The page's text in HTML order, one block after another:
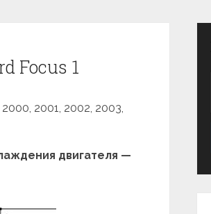
Focus 1
2001, 2002, 2003,
двигателя —